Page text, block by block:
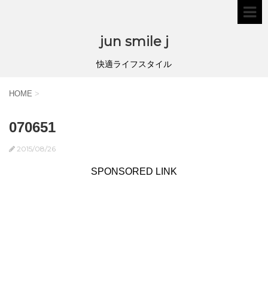
jun smile j
快適ライフスタイル
HOME >
070651
2015/08/26
SPONSORED LINK